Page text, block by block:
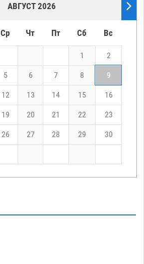
АВГУСТ 2026
Ср Чт Пт Сб Вс
1 2
5 6 7 8 9
12 13 14 15 16
19 20 21 22 23
26 27 28 29 30